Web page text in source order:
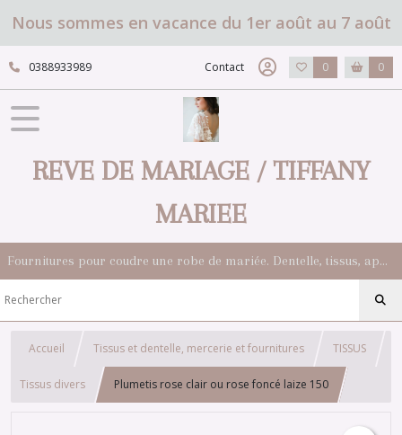
Nous sommes en vacance du 1er août au 7 août
0388933989 Contact 0 0
REVE DE MARIAGE / TIFFANY
MARIEE
Fournitures pour coudre une robe de mariée. Dentelle, tissus, appliqués, galons, boutons. Robes et accessoires pour la mariée.
Accueil Tissus et dentelle, mercerie et fournitures TISSUS
Tissus divers Plumetis rose clair ou rose foncé laize 150